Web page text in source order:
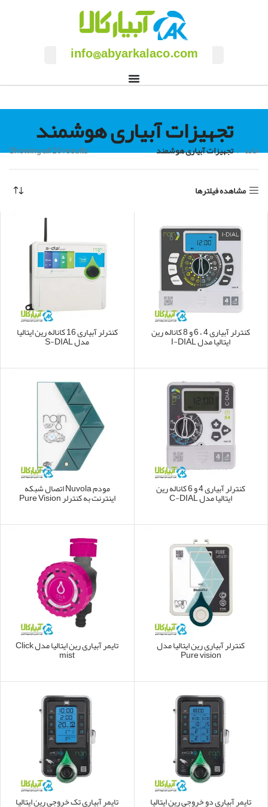
info@abyarkalaco.com
تجهیزات آبیاری هوشمند خانه تجهیزات آبیاری هوشمند Showing all 16 results
مشاهده فیلترها
کنترلر آبیاری 4 ، 6 و 8 کاناله رین
ایتالیا مدل I-DIAL
کنترلر آبیاری 16 کاناله رین ایتالیا
مدل S-DIAL
کنترلر آبیاری 4 و 6 کاناله رین
ایتالیا مدل C-DIAL
مودم Nuvola اتصال شبکه
اینترنت به کنترلر Pure Vision
کنترلر آبیاری رین ایتالیا مدل
Pure vision
تایمر آبیاری رین ایتالیا مدل Click
mist
تایمر آبیاری دو خروجی رین ایتالیا تایمر آبیاری تک خروجی رین ایتالیا